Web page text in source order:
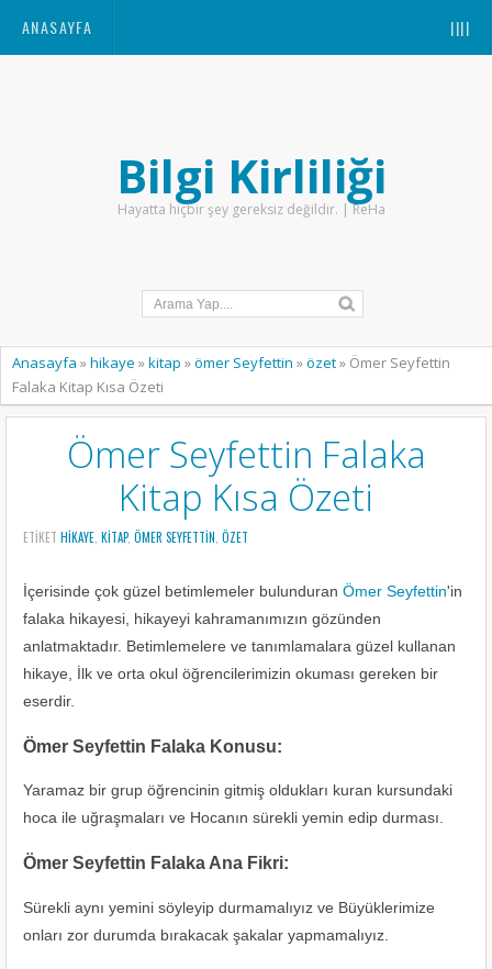
ANASAYFA ||||
Bilgi Kirliliği
Hayatta hiçbir şey gereksiz değildir. | ReHa
Anasayfa »hikaye »kitap »ömer Seyfettin »özet» Ömer Seyfettin
Falaka Kitap Kısa Özeti
Ömer Seyfettin Falaka
Kitap Kısa Özeti
ETIKET HIKAYE KITAP, ÖMER SEYFETTIN ÖZET
İçerisinde çok güzel betimlemeler bulunduran Ömer Seyfettin'in
falaka hikayesi, hikayeyi kahramanımızın gözünden
anlatmaktadır. Betimlemelere ve tanımlamalara güzel kullanan
hikaye, İlk ve orta okul öğrencilerimizin okuması gereken bir
eserdir.
Ömer Seyfettin Falaka Konusu:
Yaramaz bir grup öğrencinin gitmiş oldukları kuran kursundaki
hoca ile uğraşmaları ve Hocanın sürekli yemin edip durması.
Ömer Seyfettin Falaka Ana Fikri:
Sürekli aynı yemini söyleyip durmamalıyız ve Büyüklerimize
onları zor durumda bırakacak şakalar yapmamalıyız.